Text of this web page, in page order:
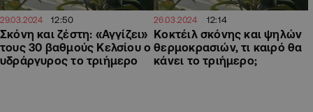
29.03.2024 12:50
Σκόνη και ζέστη: «Αγγίζει»
τους 30 βαθμούς Κελσίου ο
υδράργυρος το τριήμερο
26.03.2024 12:14
Κοκτέιλ σκόνης και ψηλών
θερμοκρασιών, τι καιρό θα
κάνει το τριήμερο;